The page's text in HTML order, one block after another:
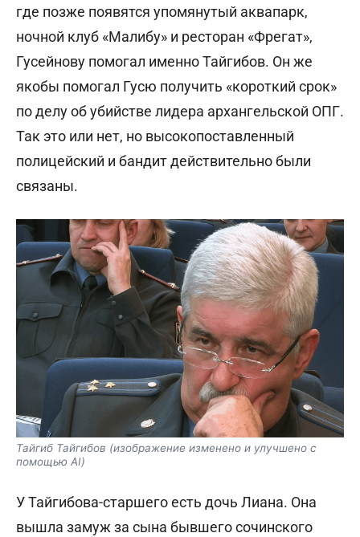
где позже появятся упомянутый аквапарк,
ночной клуб «Малибу» и ресторан «Фрегат»,
Гусейнову помогал именно Тайгибов. Он же
якобы помогал Гусю получить «короткий срок»
по делу об убийстве лидера архангельской ОПГ.
Так это или нет, но высокопоставленный
полицейский и бандит действительно были
связаны.
Тайгиб Тайгибов (изображение изменено и улучшено с
помощью AI)
У Тайгибова-старшего есть дочь Лиана. Она
вышла замуж за сына бывшего сочинского